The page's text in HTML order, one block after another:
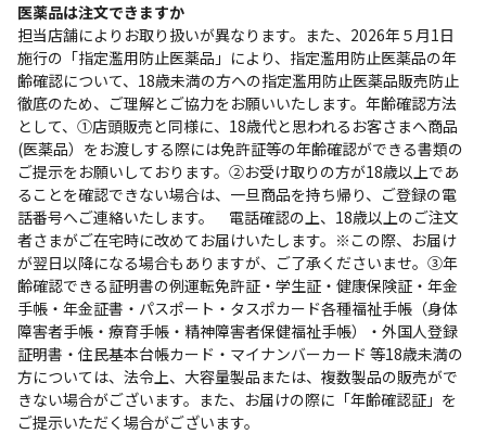
医薬品は注文できますか
担当店舗によりお取り扱いが異なります。また、2026年５月1日
施行の「指定濫用防止医薬品」により、指定濫用防止医薬品の年
齢確認について、18歳未満の方への指定濫用防止医薬品販売防止
徹底のため、ご理解とご協力をお願いいたします。年齢確認方法
として、①店頭販売と同様に、18歳代と思われるお客さまへ商品
(医薬品）をお渡しする際には免許証等の年齢確認ができる書類の
ご提示をお願いしております。②お受け取りの方が18歳以上であ
ることを確認できない場合は、一旦商品を持ち帰り、ご登録の電
話番号へご連絡いたします。 電話確認の上、18歳以上のご注文
者さまがご在宅時に改めてお届けいたします。※この際、お届け
が翌日以降になる場合もありますが、ご了承くださいませ。③年
齢確認できる証明書の例運転免許証・学生証・健康保険証・年金
手帳・年金証書・パスポート・タスポカード各種福祉手帳（身体
障害者手帳・療育手帳・精神障害者保健福祉手帳）・外国人登録
証明書・住民基本台帳カード・マイナンバーカード 等18歳未満の
方については、法令上、大容量製品または、複数製品の販売がで
きない場合がございます。また、お届けの際に「年齢確認証」を
ご提示いただく場合がございます。